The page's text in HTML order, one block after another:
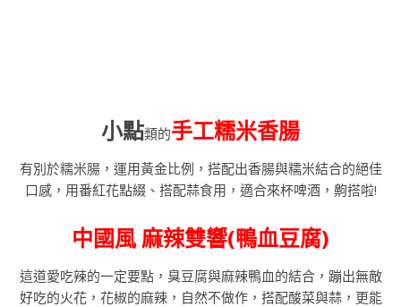
小點類的手工糯米香腸
有別於糯米腸，運用黃金比例，搭配出香腸與糯米結合的絕佳
口感，用番紅花點綴、搭配蒜食用，適合來杯啤酒，齁搭啦!
中國風 麻辣雙響(鴨血豆腐)
這道愛吃辣的一定要點，臭豆腐與麻辣鴨血的結合，蹦出無敵
好吃的火花，花椒的麻辣，自然不做作，搭配酸菜與蒜，更能